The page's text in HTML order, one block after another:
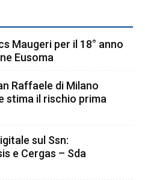
Maugeri per il 18° anno
Eusoma
Raffaele di Milano
stima il rischio prima
sul Ssn:
e Cergas – Sda